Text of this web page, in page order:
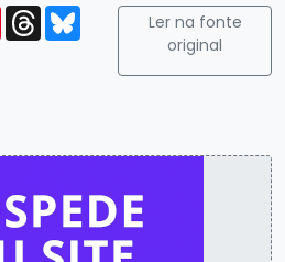
Pinterest
ThreadsBlueskyLer na fonte
original